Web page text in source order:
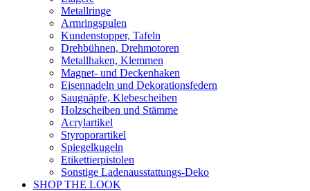
Metallringe
Armringspulen
Kundenstopper, Tafeln
Drehbühnen, Drehmotoren
Metallhaken, Klemmen
Magnet- und Deckenhaken
Eisennadeln und Dekorationsfedern
Saugnäpfe, Klebescheiben
Holzscheiben und Stämme
Acrylartikel
Styroporartikel
Spiegelkugeln
Etikettierpistolen
Sonstige Ladenausstattungs-Deko
SHOP THE LOOK